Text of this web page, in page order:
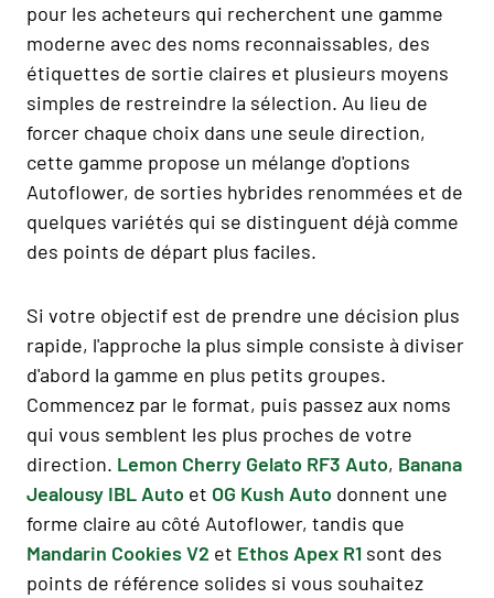
pour les acheteurs qui recherchent une gamme
moderne avec des noms reconnaissables, des
étiquettes de sortie claires et plusieurs moyens
simples de restreindre la sélection. Au lieu de
forcer chaque choix dans une seule direction,
cette gamme propose un mélange d'options
Autoflower, de sorties hybrides renommées et de
quelques variétés qui se distinguent déjà comme
des points de départ plus faciles.
Si votre objectif est de prendre une décision plus
rapide, l'approche la plus simple consiste à diviser
d'abord la gamme en plus petits groupes.
Commencez par le format, puis passez aux noms
qui vous semblent les plus proches de votre
direction. Lemon Cherry Gelato RF3 Auto, Banana
Jealousy IBL Auto et OG Kush Auto donnent une
forme claire au côté Autoflower, tandis que
Mandarin Cookies V2 et Ethos Apex R1 sont des
points de référence solides si vous souhaitez